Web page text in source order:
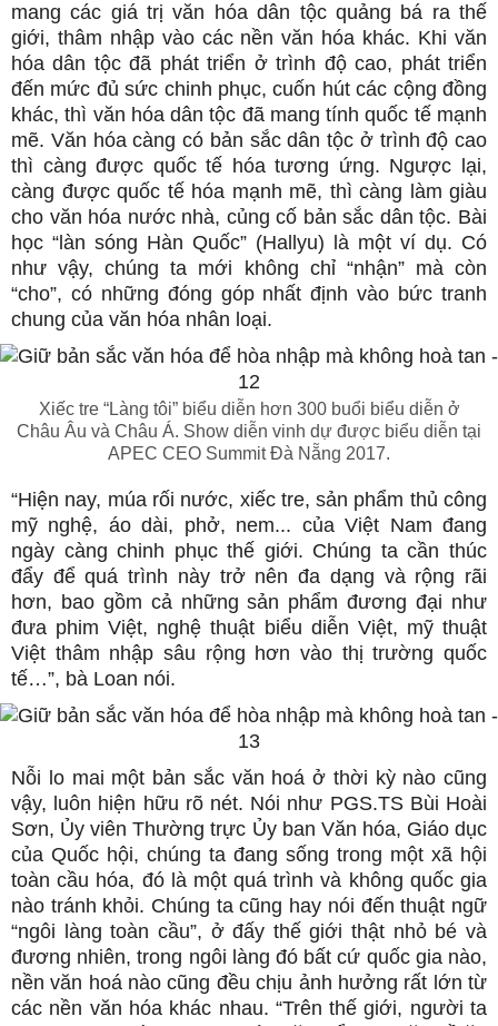
mang các giá trị văn hóa dân tộc quảng bá ra thế
giới, thâm nhập vào các nền văn hóa khác. Khi văn
hóa dân tộc đã phát triển ở trình độ cao, phát triển
đến mức đủ sức chinh phục, cuốn hút các cộng đồng
khác, thì văn hóa dân tộc đã mang tính quốc tế mạnh
mẽ. Văn hóa càng có bản sắc dân tộc ở trình độ cao
thì càng được quốc tế hóa tương ứng. Ngược lại,
càng được quốc tế hóa mạnh mẽ, thì càng làm giàu
cho văn hóa nước nhà, củng cố bản sắc dân tộc. Bài
học “làn sóng Hàn Quốc” (Hallyu) là một ví dụ. Có
như vậy, chúng ta mới không chỉ “nhận” mà còn
“cho”, có những đóng góp nhất định vào bức tranh
chung của văn hóa nhân loại.
Xiếc tre “Làng tôi” biểu diễn hơn 300 buổi biểu diễn ở
Châu Âu và Châu Á. Show diễn vinh dự được biểu diễn tại
APEC CEO Summit Đà Nẵng 2017.
“Hiện nay, múa rối nước, xiếc tre, sản phẩm thủ công
mỹ nghệ, áo dài, phở, nem... của Việt Nam đang
ngày càng chinh phục thế giới. Chúng ta cần thúc
đẩy để quá trình này trở nên đa dạng và rộng rãi
hơn, bao gồm cả những sản phẩm đương đại như
đưa phim Việt, nghệ thuật biểu diễn Việt, mỹ thuật
Việt thâm nhập sâu rộng hơn vào thị trường quốc
tế…”, bà Loan nói.
Nỗi lo mai một bản sắc văn hoá ở thời kỳ nào cũng
vậy, luôn hiện hữu rõ nét. Nói như PGS.TS Bùi Hoài
Sơn, Ủy viên Thường trực Ủy ban Văn hóa, Giáo dục
của Quốc hội, chúng ta đang sống trong một xã hội
toàn cầu hóa, đó là một quá trình và không quốc gia
nào tránh khỏi. Chúng ta cũng hay nói đến thuật ngữ
“ngôi làng toàn cầu”, ở đấy thế giới thật nhỏ bé và
đương nhiên, trong ngôi làng đó bất cứ quốc gia nào,
nền văn hoá nào cũng đều chịu ảnh hưởng rất lớn từ
các nền văn hóa khác nhau. “Trên thế giới, người ta